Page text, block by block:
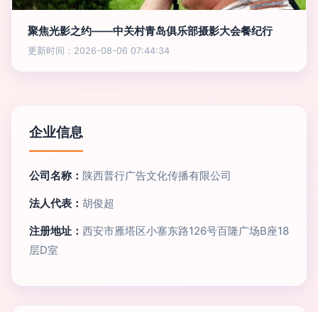
聚焦光影之约——中关村青岛俱乐部摄影大会餐纪行
更新时间：2026-08-06 07:44:34
企业信息
公司名称： 陕西普行广告文化传播有限公司
法人代表： 胡俊超
注册地址： 西安市雁塔区小寨东路126号百隆广场B座18
层D室